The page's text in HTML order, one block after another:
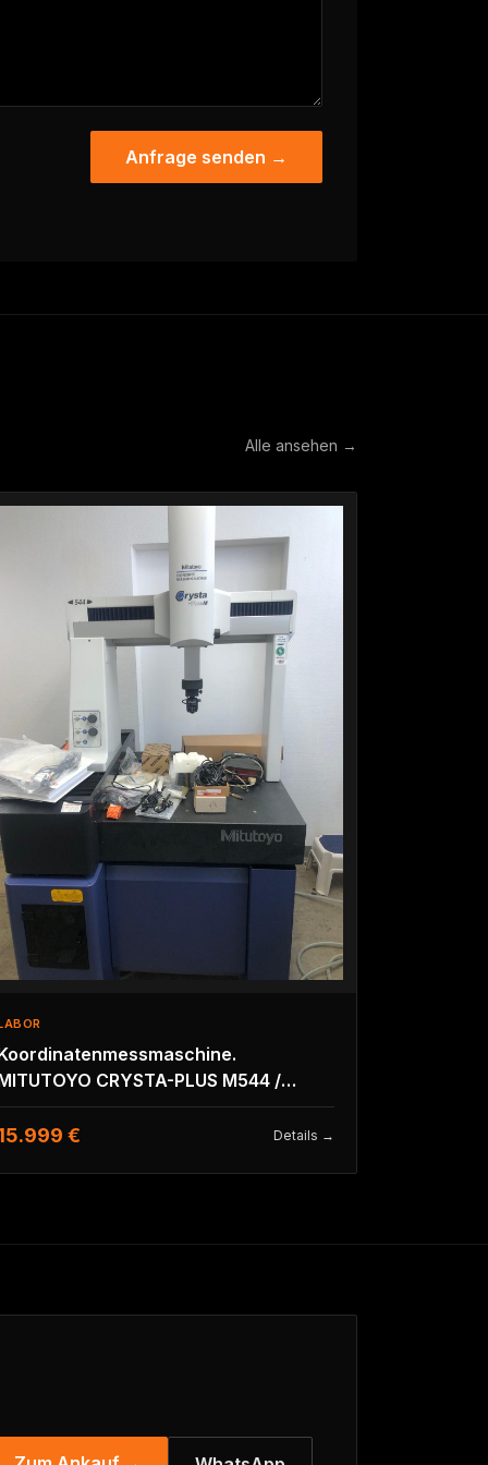
Anfrage senden →
Alle ansehen →
CRYSTA-PLUS M544 /
MH20i Tastkopf
€ Details →